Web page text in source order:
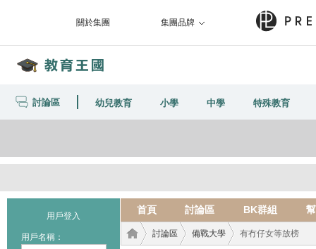
關於集團 集團品牌
討論區 幼兒教育 小學 中學 特殊教育
用戶登入
用戶名稱：
首頁 討論區 BK群組
討論區 備戰大學 有冇仔女等放榜